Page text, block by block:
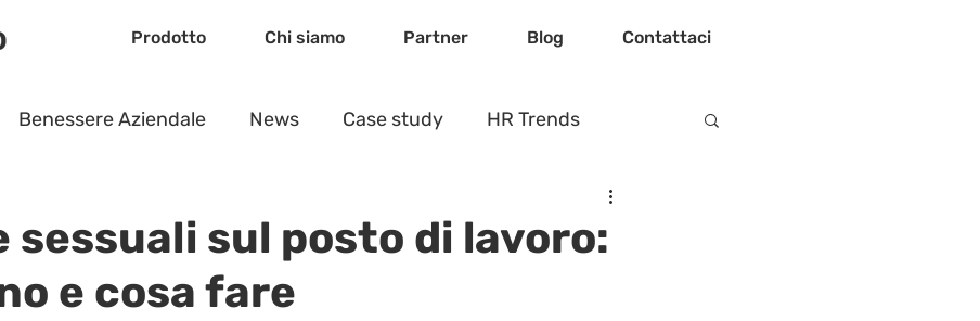
Prodotto Chi siamo Partner Blog Contattaci
Benessere Aziendale News Case study HR Trends
sessuali sul posto di lavoro:
e cosa fare